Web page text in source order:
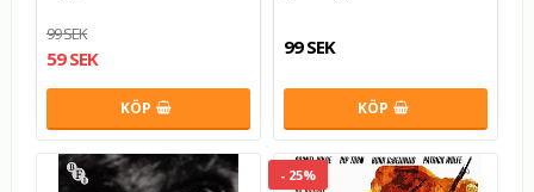
99 SEK
59 SEK
KÖP
99 SEK
KÖP
- 25%